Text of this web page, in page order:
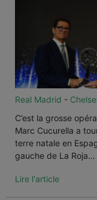
Real Madrid -
C’est la grosse
Marc Cucurella a
terre natale en
gauche de La Roja…
Lire l'article